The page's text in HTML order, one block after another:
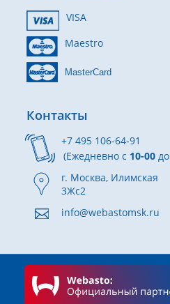
VISA
Maestro
MasterCard
Контакты
+7 495 106-64-91
(Ежедневно с 10-00 до
г. Москва, Илимская
3Жс2
info@webastomsk.ru